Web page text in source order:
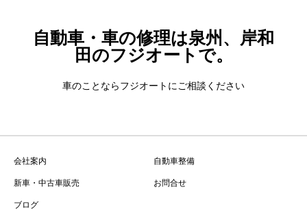
自動車・車の修理は泉州、岸和
田のフジオートで。
車のことならフジオートにご相談ください
会社案内 自動車整備
新車・中古車販売 お問合せ
ブログ